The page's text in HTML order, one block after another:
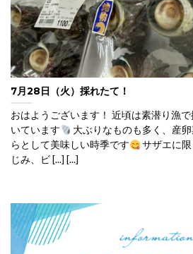
7月28日（火）採れたて！
おはようございます！ 近頃は素潜り漁
いています
大ぶりなものも多く、産
らとして美味しい時季です
サザエに
じみ、ビ [...] [...]